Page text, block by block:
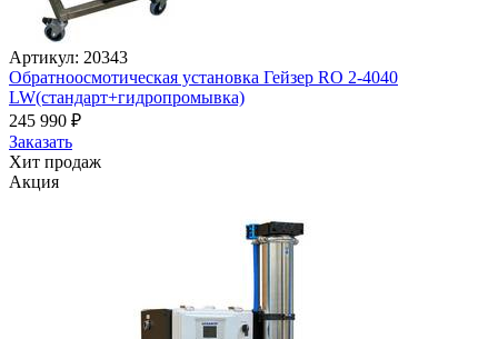
Артикул: 20343
Обратноосмотическая установка Гейзер RO 2-4040
LW(стандарт+гидропромывка)
245 990 ₽
Заказать
Хит продаж
Акция